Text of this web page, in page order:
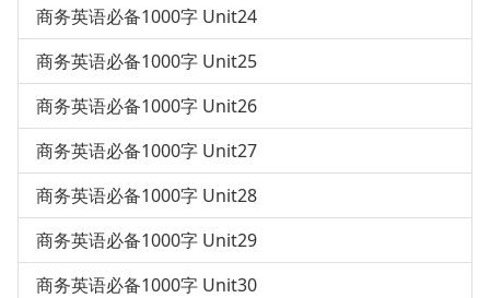
商务英语必备1000字 Unit24
商务英语必备1000字 Unit25
商务英语必备1000字 Unit26
商务英语必备1000字 Unit27
商务英语必备1000字 Unit28
商务英语必备1000字 Unit29
商务英语必备1000字 Unit30